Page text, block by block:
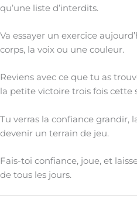
qu’une liste d’interdits.
Va essayer un exercice
corps, la voix ou une couleur.
Reviens avec ce que tu as
la petite victoire trois fois cette
Tu verras la confiance grandir,
devenir un terrain de jeu.
Fais-toi confiance, joue, et
de tous les jours.